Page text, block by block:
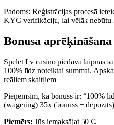
Padoms: Reģistrācijas procesā
KYC verifikāciju, lai vēlāk nebūtu
Bonusa aprēķināšana
Spelet Lv casino piedāvā laipnas
100% līdz noteiktai summai.
reāliem skaitļiem.
Pieņemsim, ka bonuss ir: “100%
(wagering) 35x (bonuss +
Piemērs: Jūs iemaksājat 50 €.